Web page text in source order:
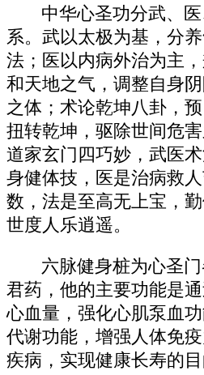
中华心圣功分武、
系。武以太极为基，分
法；医以内病外治为主
和天地之气，调整自身
之体；术论乾坤八卦，
扭转乾坤，驱除世间危
道家玄门四巧妙，武医
身健体技，医是治病救
数，法是至高无上宝，
世度人乐逍遥。
六脉健身桩为心圣
君药，他的主要功能是
心血量，强化心肌泵血
代谢功能，增强人体免
疾病，实现健康长寿的目